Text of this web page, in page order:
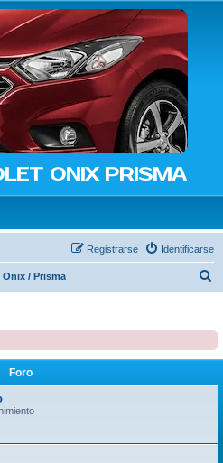
ONIX PRISMA
Identificarse
Registrarse
Onix / Prisma
a
r
Foro